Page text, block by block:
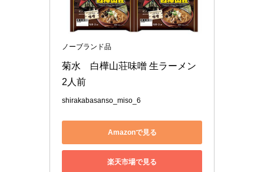
ノーブランド品
菊水　白樺山荘味噌 生ラーメン
shirakabasanso_miso_6
Amazonで見る
楽天市場で見る